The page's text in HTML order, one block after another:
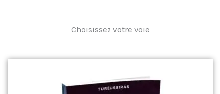
Choisissez votre voie